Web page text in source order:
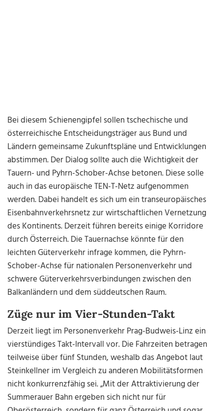
Bei diesem Schienengipfel sollen tschechische und
österreichische Entscheidungsträger aus Bund und
Ländern gemeinsame Zukunftspläne und Entwicklungen
abstimmen. Der Dialog sollte auch die Wichtigkeit der
Tauern- und Pyhrn-Schober-Achse betonen. Diese solle
auch in das europäische TEN-T-Netz aufgenommen
werden. Dabei handelt es sich um ein transeuropäisches
Eisenbahnverkehrsnetz zur wirtschaftlichen Vernetzung
des Kontinents. Derzeit führen bereits einige Korridore
durch Österreich. Die Tauernachse könnte für den
leichten Güterverkehr infrage kommen, die Pyhrn-
Schober-Achse für nationalen Personenverkehr und
schwere Güterverkehrsverbindungen zwischen den
Balkanländern und dem süddeutschen Raum.
Züge nur im Vier-Stunden-Takt
Derzeit liegt im Personenverkehr Prag-Budweis-Linz ein
vierstündiges Takt-Intervall vor. Die Fahrzeiten betragen
teilweise über fünf Stunden, weshalb das Angebot laut
Steinkellner im Vergleich zu anderen Mobilitätsformen
nicht konkurrenzfähig sei. „Mit der Attraktivierung der
Summerauer Bahn ergeben sich nicht nur für